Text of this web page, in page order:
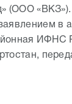
(ООО
в
ИФНС